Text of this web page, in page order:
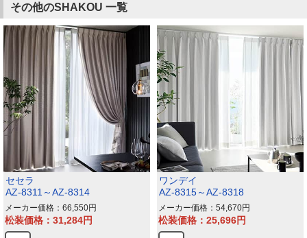
その他のSHAKOU 一覧
セセラ
AZ-8311～AZ-8314
メーカー価格：66,550
松装価格：31,284
ワンデイ
AZ-8315～AZ-8318
メーカー価格：54,670
松装価格：25,696